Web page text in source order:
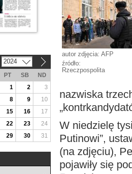
autor zdjęcia: AFP
źródło:
Rzeczpospolita
nazwiska
W niedzielę
Putinowi”,
(na zdjęciu),
pojawiły się
2024
PT SB
ND
1
2
3
8 9
10
15 16
17
22 23
24
29 30 31